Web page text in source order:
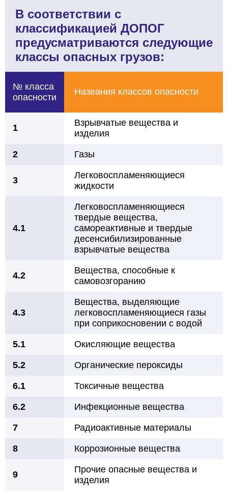
В соответствии с
классификацией ДОПОГ
предусматриваются следующие
классы опасных грузов:
№ класса
опасности
Названия классов опасности
1
Взрывчатые вещества и
изделия
2 Газы
3
Легковоспламеняющиеся
жидкости
4.1
Легковоспламеняющиеся
твердые вещества,
самореактивные и твердые
десенсибилизированные
взрывчатые вещества
4.2
Вещества, способные к
самовозгоранию
4.3
Вещества, выделяющие
легковоспламеняющиеся газы
при соприкосновении с водой
5.1 Окисляющие вещества
5.2 Органические пероксиды
6.1 Токсичные вещества
6.2 Инфекционные вещества
7 Радиоактивные материалы
8 Коррозионные вещества
9
Прочие опасные вещества и
изделия